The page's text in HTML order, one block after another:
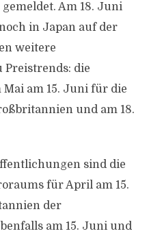
Am 18. Juni
in Japan auf der
weitere
die
am 15. Juni für die
und am 18.
sind die
für April am 15.
der
am 15. Juni und